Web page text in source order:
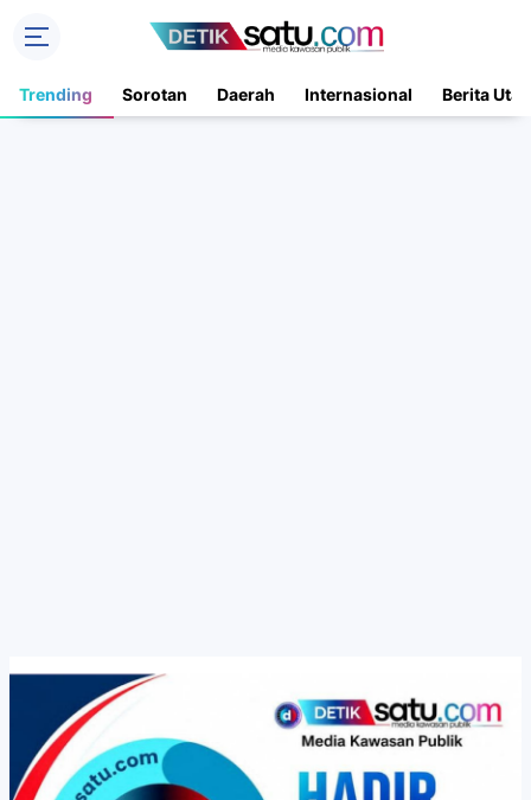
Trending Sorotan Daerah Internasional Berita